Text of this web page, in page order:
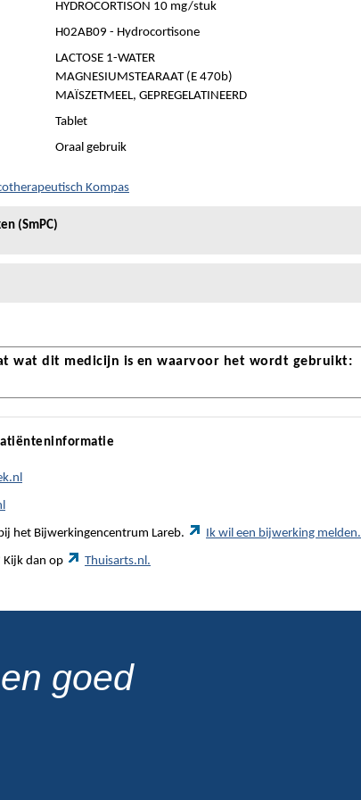
HYDROCORTISON 10 mg/stuk
H02AB09 - Hydrocortisone
LACTOSE 1-WATER
MAGNESIUMSTEARAAT (E 470b)
MAÏSZETMEEL, GEPREGELATINEERD
Tablet
Oraal gebruik
Kompas
(SmPC)
wat dit medicijn is en waarvoor het wordt gebruikt:
het Bijwerkingencentrum Lareb. Ik wil een bijwerking melden.
Kijk dan op Thuisarts.nl.
goed